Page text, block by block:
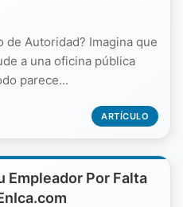
de Autoridad? Imagina que
a una oficina pública
parece...
ARTÍCULO
Empleador Por Falta